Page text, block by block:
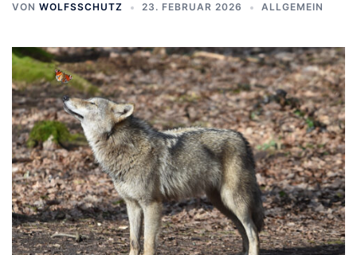
VON WOLFSSCHUTZ 23. FEBRUAR 2026 ALLGEMEIN